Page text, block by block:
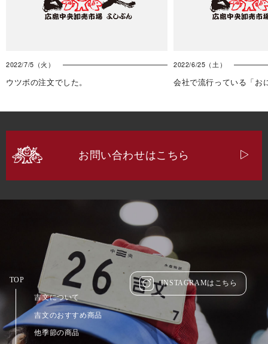
2022/7/5（火）
ウツボの注文でした。
2022/6/25（土）
会社で流行っている「お
お問い合わせはこちら
TOP
吉文について
吉文のおすすめ商品
他季節の商品
INSTAGRAMはこちら